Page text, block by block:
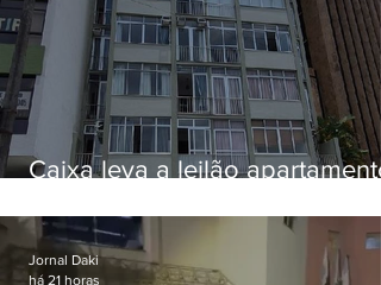
Caixa leva a leilão apartamento
Botafogo
Jornal Daki
há 21 horas